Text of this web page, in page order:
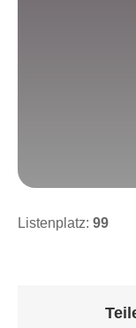
Listenplatz: 99